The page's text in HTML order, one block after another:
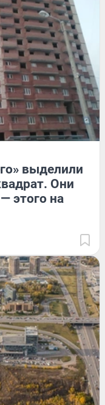
выделили
Они
этого на